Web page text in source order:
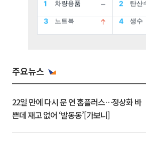
주요뉴스
22일 만에 다시 문 연 홈플러스…정상화 바
쁜데 재고 없어 ‘발동동’[가보니]